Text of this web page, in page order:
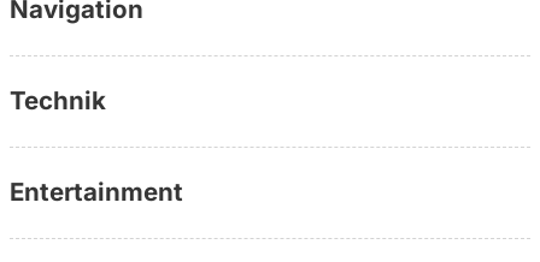
Navigation
Technik
Entertainment